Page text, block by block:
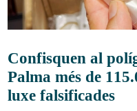
Confisquen al
Palma més de
luxe falsificades